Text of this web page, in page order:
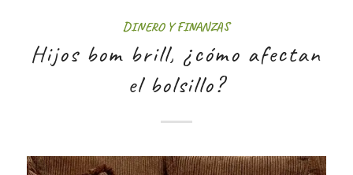
DINERO Y FINANZAS
Hijos bom brill, ¿cómo afectan
el bolsillo?